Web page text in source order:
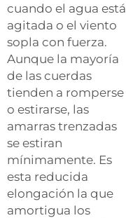
cuando el agua está
agitada o el viento
sopla con fuerza.
Aunque la mayoría
de las cuerdas
tienden a romperse
o estirarse, las
amarras trenzadas
se estiran
mínimamente. Es
esta reducida
elongación la que
amortigua los